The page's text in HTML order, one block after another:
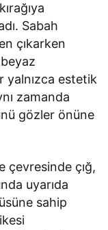
Sabah
çıkarken
beyaz
yalnızca estetik
zamanda
gözler önüne
çevresinde çığ,
uyarıda
sahip